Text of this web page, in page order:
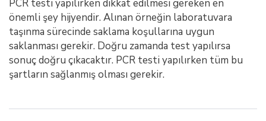
PCR testi yapılırken dikkat edilmesi gereken en
önemli şey hijyendir. Alınan örneğin laboratuvara
taşınma sürecinde saklama koşullarına uygun
saklanması gerekir. Doğru zamanda test yapılırsa
sonuç doğru çıkacaktır. PCR testi yapılırken tüm bu
şartların sağlanmış olması gerekir.